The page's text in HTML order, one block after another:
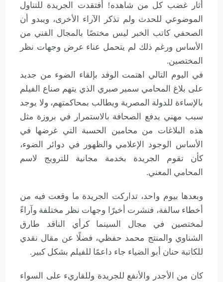
أثار غضب كل من شاهده! أفتقدت الجريدة للتناول
الموضوعي للحدث ولم تذكر الآراء الأخرى، ويبدو أن
الصحفي كاتب الخبر ليس مختصًا بالمجال الفني من
الأساس ورغم ذلك لم يتحمل عناء عرض وجهات نظر
المختصين.
في اليوم التالي اهتمت الوفد بإلقاء الضوء من جديد
على بلاغ المحامي سمير صبري الذي يتهم صناع الفيلم
بالإساءة للدولة المصرية ويطالب بمحاكمتهم، ولا يوجد
سبب مهني يدفع الصحافة بالاستمرار في بروزة مثل
هذه البلاغات من محامين الحسبة التي غرضها في
الأساس الوجود الإعلامي والظهور في دوائر الضوء،
كأن تقوم الجريدة بخدمة مجانية للترويج لاسم
المحامي المعني.
وبعدها بيوم واحد، تداركت الجريدة ما وقعت فيه من
أخطاء سالفة، فنشرت أخيرًا وجهات نظر مختلفة وآراءً
لمختصين في مجال السينما كرأي الناقد طارق
الشناوي والمنتج محمد حفظي، فضلًا عن مقال نقدي
للكاتبة حنان أبو الضياء جاء داعمًا للفيلم بشكل كبير.
كان من الأجدر والأنفع للجريدة وللقاريء على السواء